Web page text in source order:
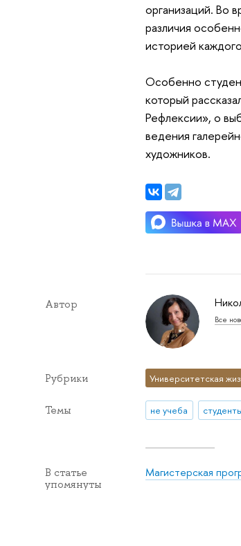
организаций. Во
различия
историей
Особенно
который
Рефлексии», о
ведения
художников.
Автор
Все
Рубрики Университетская
Темы не учеба студенты
В статье
упомянуты
Магистерская